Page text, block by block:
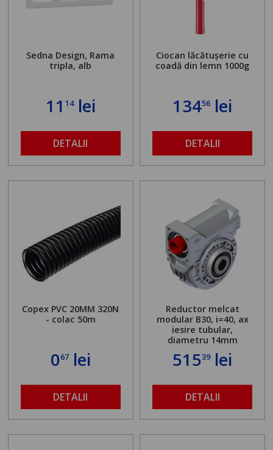
Sedna Design, Rama
tripla, alb
11 14lei
DETALII
Ciocan lăcătușerie cu
coadă din lemn 1000g
13456 lei
DETALII
Copex PVC 20MM 320N
- colac 50m
067lei
DETALII
Reductor melcat
modular B30, i=40, ax
iesire tubular,
diametru 14mm
51539lei
DETALII